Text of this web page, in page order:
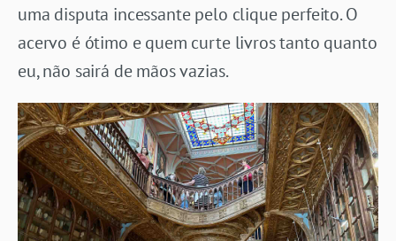
uma disputa incessante pelo clique perfeito. O
acervo é ótimo e quem curte livros tanto quanto
eu, não sairá de mãos vazias.